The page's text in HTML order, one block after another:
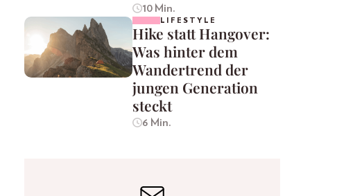
10 Min.
LIFESTYLE
Hike statt Hangover:
Was hinter dem
Wandertrend der
jungen Generation
steckt
6 Min.